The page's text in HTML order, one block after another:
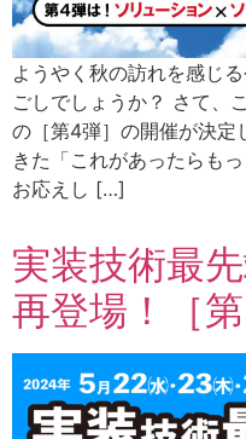
ようやく秋の訪れを感じ
ごしでしょうか？ さて、
の［第4弾］の開催が決定
きた「これがあったらも
お応えし […]
実装技術最
再登場！［第